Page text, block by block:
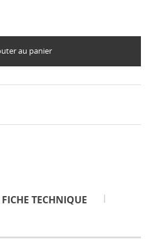
au panier
FICHE TECHNIQUE